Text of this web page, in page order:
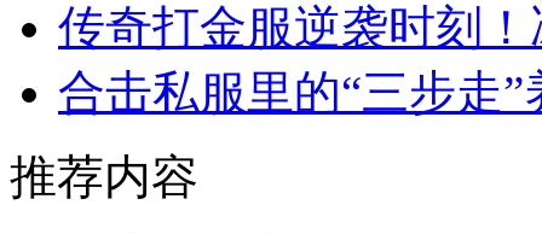
传奇打金服逆袭时刻！
合击私服里的“三步走
推荐内容